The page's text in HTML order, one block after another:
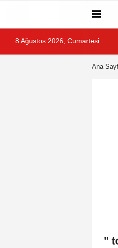
8 Ağustos 2026, Cumartesi
Ana
"